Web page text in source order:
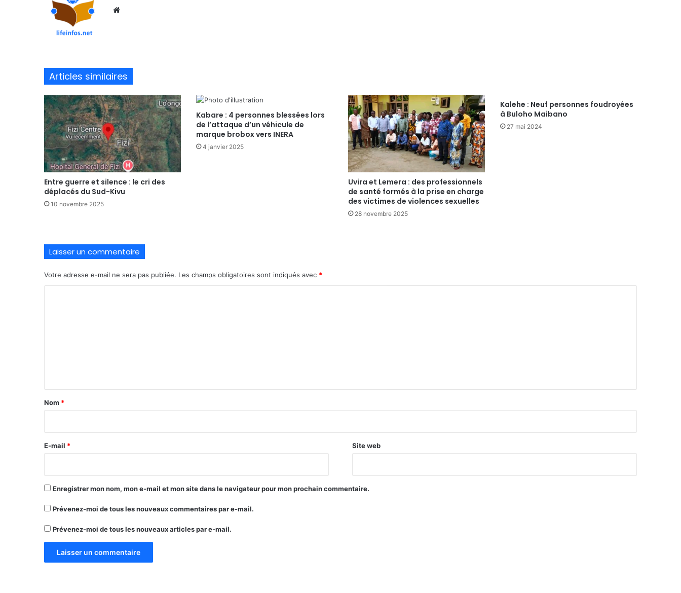
Articles similaires
Entre guerre et silence : le cri des
déplacés du Sud-Kivu
10 novembre 2025
Kabare : 4 personnes blessées lors
de l’attaque d’un véhicule de
marque brobox vers INERA
4 janvier 2025
Uvira et Lemera : des professionnels
de santé formés à la prise en charge
des victimes de violences sexuelles
28 novembre 2025
Kalehe : Neuf personnes foudroyées
à Buloho Maibano
27 mai 2024
Laisser un commentaire
Votre adresse e-mail ne sera pas publiée. Les champs obligatoires sont indiqués avec *
a
e
Nom *
E-mail * Site web
Enregistrer mon nom, mon e-mail et mon site dans le navigateur pour mon prochain commentaire.
Prévenez-moi de tous les nouveaux commentaires par e-mail.
Prévenez-moi de tous les nouveaux articles par e-mail.